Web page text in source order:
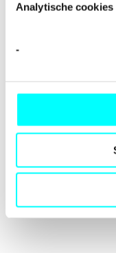
Analytische cookies
-